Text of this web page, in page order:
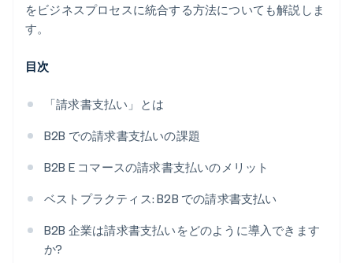
をビジネスプロセスに統合する方法についても解説しま
す。
目次
「請求書支払い」とは
B2B での請求書支払いの課題
B2B E コマースの請求書支払いのメリット
ベストプラクティス: B2B での請求書支払い
B2B 企業は請求書支払いをどのように導入できます
か?